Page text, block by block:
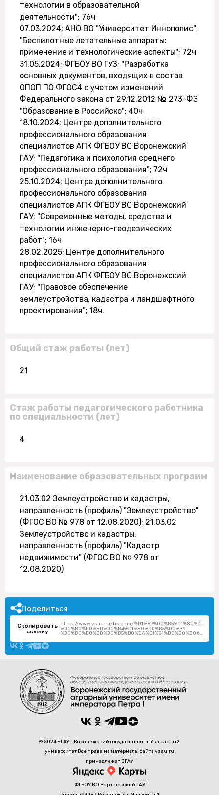
технологии в образовательной
деятельности"; 76ч
07.03.2024; АНО ВО "Университет Иннополис";
"Беспилотные летательные аппараты:
применение и технологические аспекты"; 72ч
31.05.2024; ФГБОУ ВО ГУЗ; "Разработка
основных документов, входящих в состав
ОПОП ПО ФГОС4 с учетом изменений
Федерального закона от 29.12.2012 № 273-ФЗ
"Образование в Российско"; 40ч
18.10.2024; Центре дополнительного
профессионального образования
специалистов АПК ФГБОУ ВО Воронежский
ГАУ; "Педагогика и психология среднего
профессионального образования"; 72ч
25.10.2024; Центре дополнительного
профессионального образования
специалистов АПК ФГБОУ ВО Воронежский
ГАУ; "Современные методы, средства и
технологии инженерно-геодезических
работ"; 16ч
28.02.2025; Центре дополнительного
профессионального образования
специалистов АПК ФГБОУ ВО Воронежский
ГАУ; "Правовое обеспечение
землеустройства, кадастра и ландшафтного
проектирования"; 18ч.
Общий стаж работы (лет)
21
Стаж работы педагогического работника
по специальности (лет)
4
Наименование образовательных программ
21.03.02 Землеустройство и кадастры,
направленность (профиль) "Землеустройство"
(ФГОС ВО № 978 от 12.08.2020); 21.03.02
Землеустройство и кадастры,
направленность (профиль) "Кадастр
недвижимости" (ФГОС ВО № 978 от
12.08.2020)
Поделиться
Скопировать
ссылку
https://www.vsau.ru/teacher/
%D0%B0%D0%BD%D0%B4%D1%80%D0%B5%D0%B9-
%D0%B0%D0%BB%D0%B5%D0%BA%D1%81%D0%B0%D0%BD%D0%B4%D1%80%D0%BE%D0%B2%D0%B8%D1%87/
© 2024 ВГАУ - Воронежский государственный аграрный
университет Все права на материалы сайта vsau.ru
принадлежат ВГАУ
ФГБОУ ВО Воронежский ГАУ